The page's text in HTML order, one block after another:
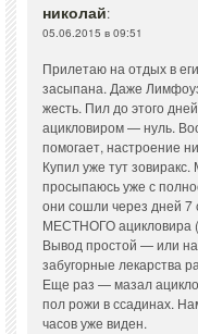
николай:
05.06.2015 в 09:51
Прилетаю на отдых в
засыпана. Даже
жесть. Пил до этого
ацикловиром — нуль.
помогает, настроение
Купил уже тут
просыпаюсь уже с
они сошли через дней 7
МЕСТНОГО ацикловира
Вывод простой — или
забугорные лекарства
Еще раз — мазал
пол рожи в ссадинах.
часов уже виден.